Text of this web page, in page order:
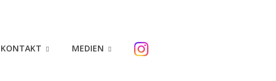
KONTAKT MEDIEN